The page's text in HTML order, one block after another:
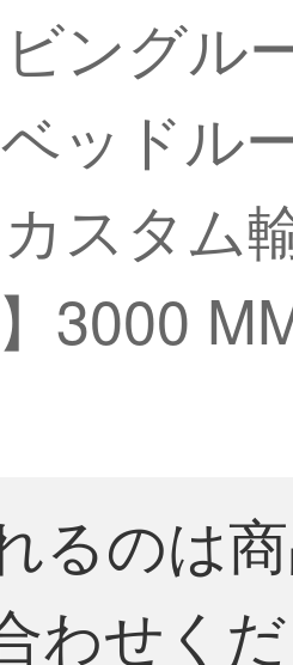
ングル
ッドル
スタム
3000
るのは
わせく